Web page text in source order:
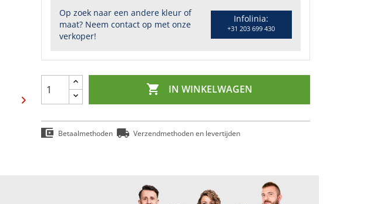
Op zoek naar een andere kleur of
maat? Neem contact op met onze
verkoper!
Infolinia:
+31 203 699 430
 IN WINKELWAGEN
Betaalmethoden Verzendmethoden en levertijden